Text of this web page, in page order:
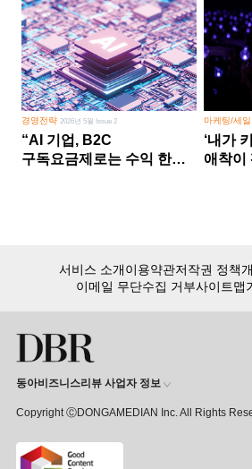
경영전략 2026년 5월 Issue 2
“AI 기업, B2C
구독요금제로는 수익 한계
마케팅/세일
‘내가
애착이
15,000여 건의 DBR 콘텐츠를
서비스 소개이용약관저작권 정책
이메일 무단수집 거부사이트맵
동아비즈니스리뷰 사업자 정보
Copyright ⒸDONGAMEDIAN Inc. All Rights